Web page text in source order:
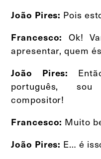
João Pires: Pois
Francesco: Ok!
apresentar, quem
João Pires:
português,
compositor!
Francesco: Muito
João Pires: E… é